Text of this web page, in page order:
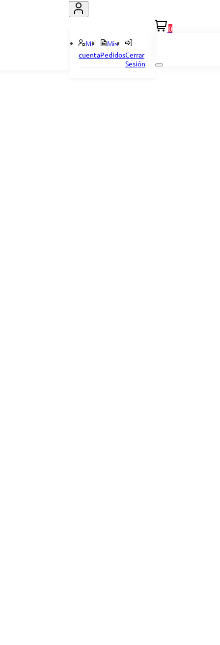
Mi
cuenta
Mis
PedidosCerrar
Sesión
0